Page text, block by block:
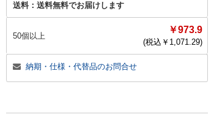
送料： 送料無料でお届けします
50個以上
￥973.9
(税込￥ 1,071.29)
納期・仕様・代替品のお問合せ